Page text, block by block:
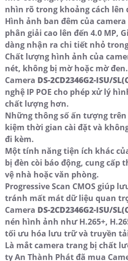
nhìn rõ trong khoảng cách lên
Hình ảnh ban đêm của
phân giải cao lên đến 4.0 MP,
dàng nhận ra chi tiết nhỏ
Chất lượng hình ảnh của
nét, không bị mờ hoặc mờ đen.
Camera DS-2CD2346G2-ISU/
nghệ IP POE cho phép xử lý
chất lượng hơn.
Những thông số ấn tượng
kiệm thời gian cài đặt và
đi kèm.
Một tính năng tiện ích khác
bị đèn còi báo động, cung cấp
vệ nhà hoặc văn phòng.
Progressive Scan CMOS giúp
tránh mất mát dữ liệu quan
Camera DS-2CD2346G2-ISU/
nén hình ảnh như H.265+,
tối ưu hóa lưu trữ và truyền
Là mắt camera trang bị chất
ty An Thành Phát đã mua